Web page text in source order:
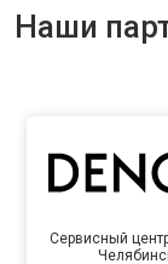
Наши
Сервисный